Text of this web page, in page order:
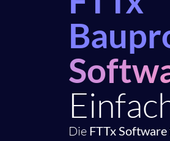
Die FTTx Software